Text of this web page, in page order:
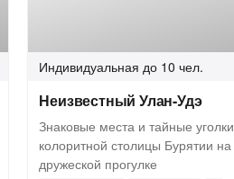
Индивидуальная до 10 чел.
Неизвестный Улан-Удэ
Знаковые места и тайные уголки
колоритной столицы Бурятии на
дружеской прогулке